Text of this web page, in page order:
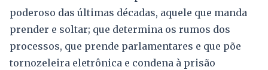
poderoso das últimas décadas, aquele que manda
prender e soltar; que determina os rumos dos
processos, que prende parlamentares e que põe
tornozeleira eletrônica e condena à prisão